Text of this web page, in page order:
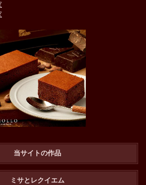
当サイトの作品
ミサとレクイエム